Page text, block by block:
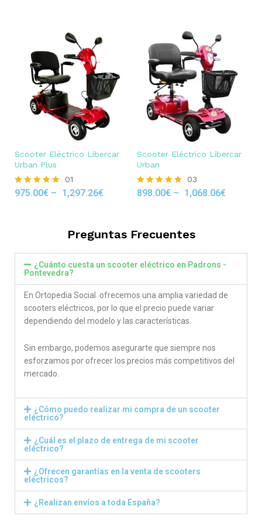
Scooter Eléctrico Libercar
Urban Plus
Rated
01
975.00€ – 1,297.26€
Scooter Eléctrico Libercar
Urban
Rated
03
898.00€ – 1,068.06€
Preguntas Frecuentes
¿Cuánto cuesta un scooter eléctrico en Padrons -
Pontevedra?
En Ortopedia Social ofrecemos una amplia variedad de
scooters eléctricos, por lo que el precio puede variar
dependiendo del modelo y las características.
Sin embargo, podemos asegurarte que siempre nos
esforzamos por ofrecer los precios más competitivos del
mercado.
¿Cómo puedo realizar mi compra de un scooter
eléctrico?
¿Cuál es el plazo de entrega de mi scooter
eléctrico?
¿Ofrecen garantías en la venta de scooters
eléctricos?
¿Realizan envíos a toda España?